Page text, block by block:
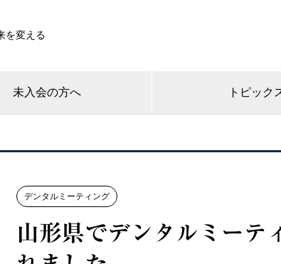
を変える
未入会の方へ トピック
デンタルミーティング
山形県でデンタルミーテ